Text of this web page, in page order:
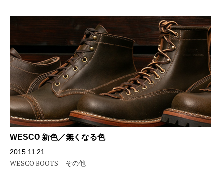
WESCO 新色／無くなる色
2015.11.21
WESCO BOOTS その他